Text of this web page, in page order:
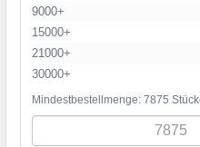
9000+
15000+
21000+
30000+
Mindestbestellmenge: 7875